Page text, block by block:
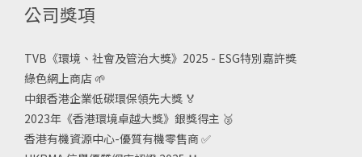
公司獎項
TVB《環境、社會及管治大獎》2025 - ESG特別嘉許獎
綠色網上商店 🌱
中銀香港企業低碳環保領先大獎 🏅
2023年《香港環境卓越大獎》銀獎得主 🥈
香港有機資源中心-優質有機零售商✅